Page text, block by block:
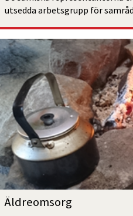
utsedda arbetsgrupp för
Äldreomsorg